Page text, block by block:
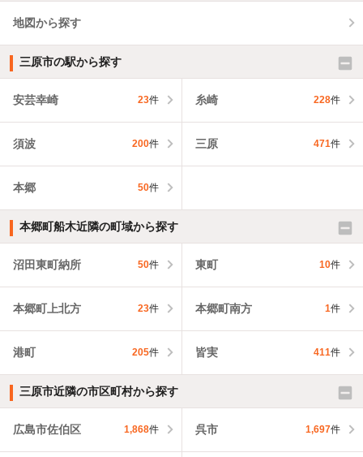
地図から探す
三原市の駅から探す
安芸幸崎 23件 糸崎 228件
須波 200件 三原 471件
本郷 50件
本郷町船木近隣の町域から探す
沼田東町納所 50件 東町 10件
本郷町上北方 23件 本郷町南方 1件
港町 205件 皆実 411件
三原市近隣の市区町村から探す
広島市佐伯区 1,868件 呉市 1,697件